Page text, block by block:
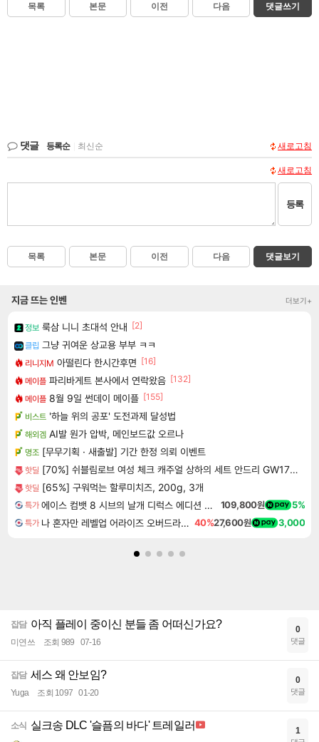
목록 본문 이전 다음 댓글쓰기
댓글 등록순 최신순 새로고침
새로고침
등록
목록 본문 이전 다음 댓글보기
지금 뜨는 인벤 더보기+
정보 룩삼 니니 초대석 안내 [2]
클립 그냥 귀여운 상교용 부부 ㅋㅋ
리니지M 아떨린다 한시간후면 [16]
메이플 파리바게트 본사에서 연락왔음 [132]
메이플 8월 9일 썬데이 메이플 [155]
비스트 '하늘 위의 공포' 도전과제 달성법
해외겜 AI발 원가 압박, 메인보드값 오르나
명조 [무무기획 · 새출발] 기간 한정 의뢰 이벤트
핫딜 [70%] 쉬블림로브 여성 체크 캐주얼 상하의 세트 안드리 GW1780, FREE, 1세트
핫딜 [65%] 구워먹는 할루미치즈, 200g, 3개
특가 에이스 컴뱃 8 시브의 날개 디럭스 에디션 예약구매 ACE COMBAT 8 WINGS OF THEVE Deluxe Edition 109,800원 5%
특가 나 혼자만 레벨업 어라이즈 오버드라이브 Solo Leveling Arise 40%27,600원 3,000
잡담 아직 플레이 중이신 분들 좀 어떠신가요?
미연쓰 조회 989 07-16
0
댓글
잡담 세스 왜 안보임?
Yuga 조회 1097 01-20
0
댓글
소식 실크송 DLC '슬픔의 바다' 트레일러 1